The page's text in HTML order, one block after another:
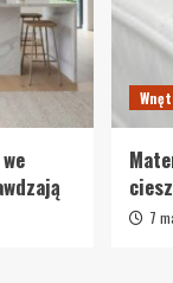
7